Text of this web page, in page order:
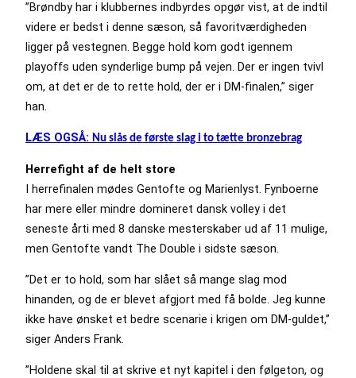
”Brøndby har i klubbernes indbyrdes opgør vist, at de indtil
videre er bedst i denne sæson, så favoritværdigheden
ligger på vestegnen. Begge hold kom godt igennem
playoffs uden synderlige bump på vejen. Der er ingen tvivl
om, at det er de to rette hold, der er i DM-finalen,” siger
han.
LÆS OGSÅ: Nu slås de første slag i to tætte bronzebrag
Herrefight af de helt store
I herrefinalen mødes Gentofte og Marienlyst. Fynboerne
har mere eller mindre domineret dansk volley i det
seneste årti med 8 danske mesterskaber ud af 11 mulige,
men Gentofte vandt The Double i sidste sæson.
”Det er to hold, som har slået så mange slag mod
hinanden, og de er blevet afgjort med få bolde. Jeg kunne
ikke have ønsket et bedre scenarie i krigen om DM-guldet,”
siger Anders Frank.
”Holdene skal til at skrive et nyt kapitel i den følgeton, og